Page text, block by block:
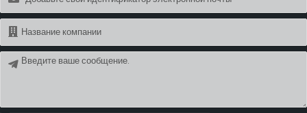
почта
Имя
Сообщение